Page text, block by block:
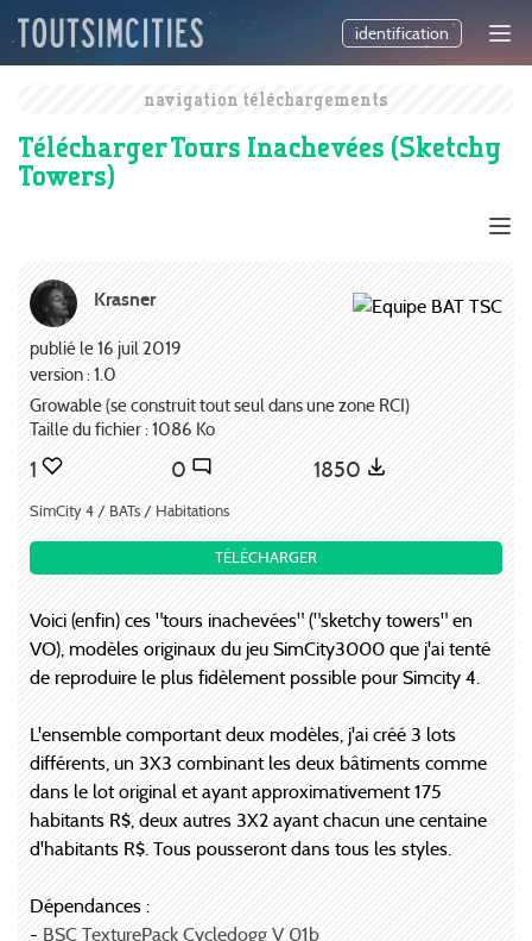
identification
navigation téléchargements
Télécharger Tours Inachevées (Sketchy
Towers)
Krasner
publié le 16 juil 2019
version : 1.0
Growable (se construit tout seul dans une zone RCI)
Taille du fichier : 1086 Ko
1 0 1850
SimCity 4 / BATs / Habitations
TÉLÉCHARGER
Voici (enfin) ces "tours inachevées" ("sketchy towers" en
VO), modèles originaux du jeu SimCity3000 que j'ai tenté
de reproduire le plus fidèlement possible pour Simcity 4.
L'ensemble comportant deux modèles, j'ai créé 3 lots
différents, un 3X3 combinant les deux bâtiments comme
dans le lot original et ayant approximativement 175
habitants R$, deux autres 3X2 ayant chacun une centaine
d'habitants R$. Tous pousseront dans tous les styles.
Dépendances :
- BSC TexturePack Cycledogg V 01b